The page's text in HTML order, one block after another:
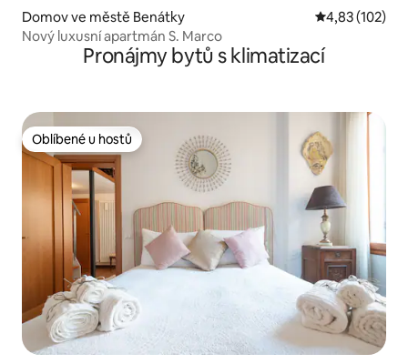
Domov ve městě Benátky Průměrné
4,83 (102)
Nový luxusní apartmán S. Marco
Pronájmy bytů s klimatizací
Oblíbené u hostů
Oblíbené u hostů